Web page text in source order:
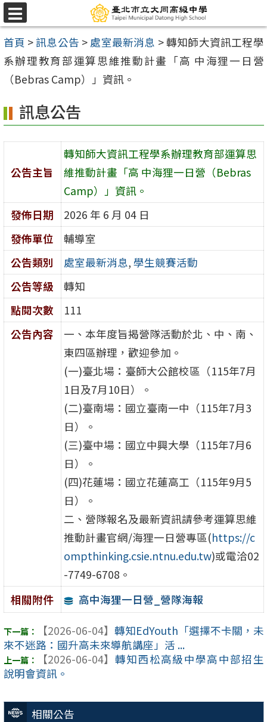
跳
至
主
要
區
選
單
首頁 >訊息公告 > 處室最新消息 >轉知師大資訊工程學
系辦理教育部運算思維推動計畫「高 中海狸一日營
（Bebras Camp）」資訊。
相關公告
訊息公告
公告主旨
轉知師大資訊工程學系辦理教育部運算思
維推動計畫「高 中海狸一日營（Bebras
Camp）」資訊。
發佈日期
2026 年 6 月 04 日
發佈單位
輔導室
公告類別
處室最新消息, 學生競賽活動
公告等級
轉知
點閱次數
111
公告內容
一、本年度旨揭營隊活動於北、中、南、
東四區辦理，歡迎參加。
(一)臺北場：臺師大公館校區（115年7月
1日及7月10日）。
(二)臺南場：國立臺南一中（115年7月3
日）。
(三)臺中場：國立中興大學（115年7月6
日）。
(四)花蓮場：國立花蓮高工（115年9月5
日）。
二、營隊報名及最新資訊請參考運算思維
推動計畫官網/海狸一日營專區(https://c
ompthinking.csie.ntnu.edu.tw)或電洽02
-7749-6708。
相關附件
高中海狸一日營_營隊海報
【2026-06-04】 轉知EdYouth「選擇不卡關，未
來不迷路：國升高未來導航講座」活 ...
【2026-06-04】 轉知西松高級中學高中部招生
說明會資訊。